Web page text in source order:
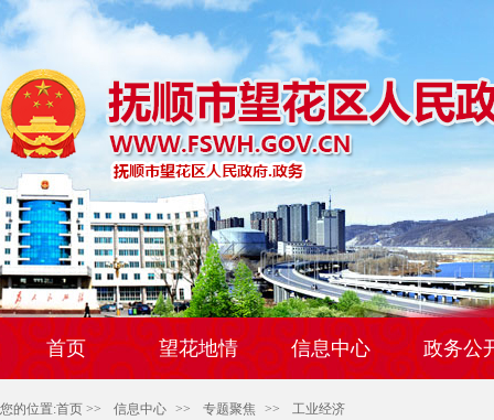
首页 望花地情 信息中心 政务公
您的位置:首页 >> 信息中心 >> 专题聚焦 >> 工业经济